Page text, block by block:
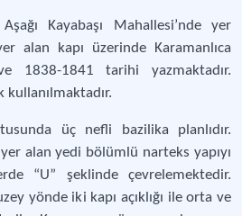
Kayabaşı Mahallesi’nde yer
alan kapı üzerinde Karamanlıca
1838-1841 tarihi yazmaktadır.
üç nefli bazilika planlıdır.
yer alan yedi bölümlü narteks yapıyı
“U” şeklinde çevrelemektedir.
yönde iki kapı açıklığı ile orta ve